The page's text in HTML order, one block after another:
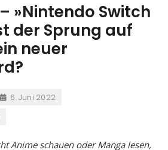
»Nintendo Switch
der Sprung auf
neuer
6. Juni 2022
Anime schauen oder Manga lesen,